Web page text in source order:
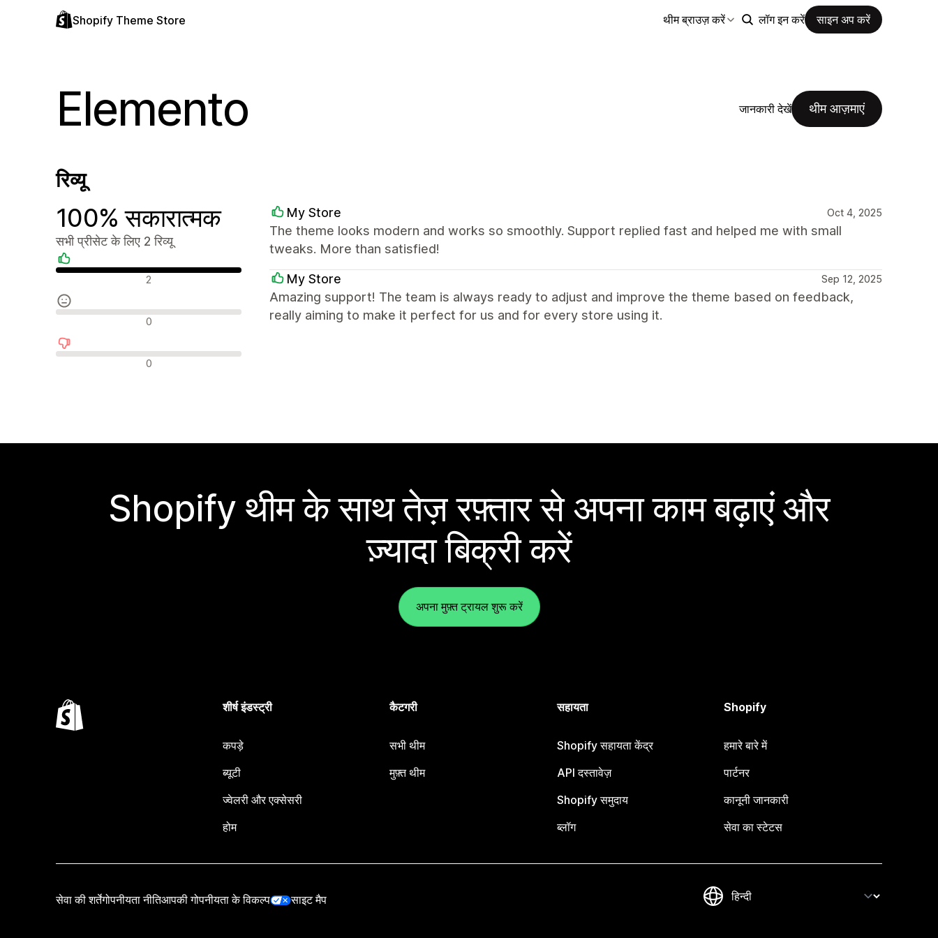
Shopify Theme Store थीम ब्राउज़ करें लॉग इन करें साइन अप करें
Elemento जानकारी देखें थीम आज़माएं
रिव्यू
100% सकारात्मक
सभी प्रीसेट के लिए 2 रिव्यू
सकारात्मक रिव्यू 2
न्यूट्रल रिव्यू 0
नकारात्मक रिव्यू 0
My Store Oct 4, 2025
The theme looks modern and works so smoothly. Support replied fast and helped me with small
tweaks. More than satisfied!
My Store Sep 12, 2025
Amazing support! The team is always ready to adjust and improve the theme based on feedback,
really aiming to make it perfect for us and for every store using it.
Shopify थीम के साथ तेज़ रफ़्तार से अपना काम बढ़ाएं और
ज़्यादा बिक्री करें
अपना मुफ़्त ट्रायल शुरू करें
शीर्ष इंडस्ट्री
कपड़े
ब्यूटी
ज्वेलरी और एक्सेसरी
होम
कैटगरी
सभी थीम
मुफ़्त थीम
सहायता
Shopify सहायता केंद्र
API दस्तावेज़
Shopify समुदाय
ब्लॉग
Shopify
हमारे बारे में
पार्टनर
कानूनी जानकारी
सेवा का स्टेटस
सेवा की शर्तेंगोपनीयता नीतिआपकी गोपनीयता के विकल्प साइट मैप